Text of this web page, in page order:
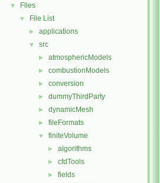
▼ Files
▼ File List
► applications
▼ src
► atmosphericModels
► combustionModels
► conversion
► dummyThirdParty
► dynamicMesh
► fileFormats
▼ finiteVolume
► algorithms
► cfdTools
► fields